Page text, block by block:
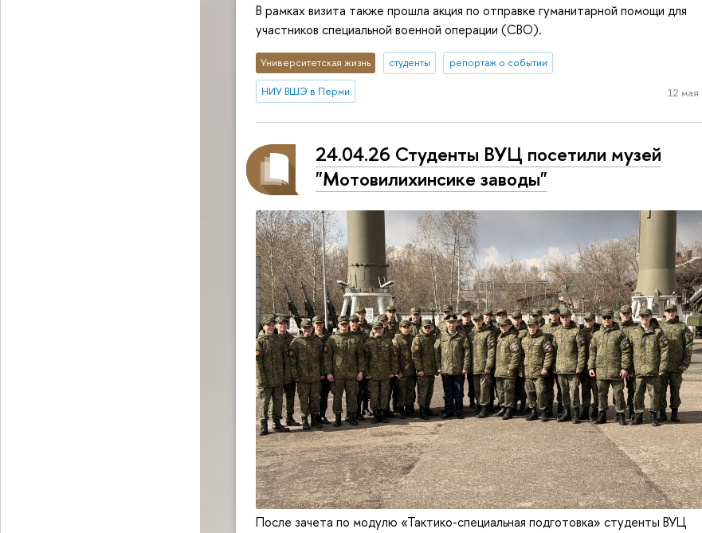
В рамках визита также прошла акция по отправке гуманитарной помощи для
участников специальной военной операции (СВО).
Университетская жизнь студенты репортаж о событии
НИУ ВШЭ в Перми 12 мая
24.04.26 Студенты ВУЦ посетили музей
"Мотовилихинсике заводы"
После зачета по модулю «Тактико-специальная подготовка» студенты ВУЦ